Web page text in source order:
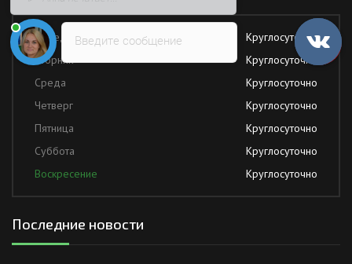
Понедельник
Круглосуточно
Вторник
Круглосуточно
Среда
Круглосуточно
Четверг
Круглосуточно
Пятница
Круглосуточно
Суббота
Круглосуточно
Воскресение
Круглосуточно
Последние новости
Введите сообщение